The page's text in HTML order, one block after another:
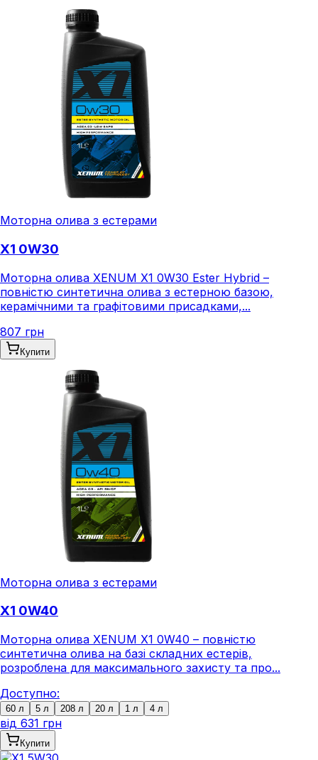
Моторна олива з естерами
X1 0W30
Моторна олива XENUM X1 0W30 Ester Hybrid –
повністю синтетична олива з естерною базою,
керамічними та графітовими присадками,...
807 грн
Купити
Моторна олива з естерами
X1 0W40
Моторна олива XENUM X1 0W40 – повністю
синтетична олива на базі складних естерів,
розроблена для максимального захисту та про...
Доступно:
60 л 5 л 208 л 20 л 1 л 4 л
від 631 грн
Купити